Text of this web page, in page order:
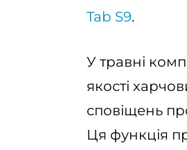
Tab S9.
У травні
якості
сповіщень
Ця функція